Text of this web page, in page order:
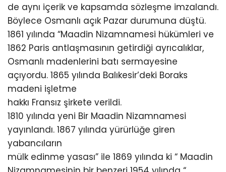
de aynı içerik ve kapsamda sözleşme imzalandı.
Böylece Osmanlı açık Pazar durumuna düştü.
1861 yılında “Maadin Nizamnamesi hükümleri ve
1862 Paris antlaşmasının getirdiği ayrıcalıklar,
Osmanlı madenlerini batı sermayesine
açıyordu. 1865 yılında Balıkesir’deki Boraks
madeni işletme
hakkı Fransız şirkete verildi.
1810 yılında yeni Bir Maadin Nizamnamesi
yayınlandı. 1867 yılında yürürlüğe giren
yabancıların
mülk edinme yasası” ile 1869 yılında ki “ Maadin